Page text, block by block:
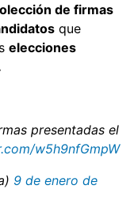
de firmas
que
elecciones
presentadas el
w5h9nfGmpW
9 de enero de